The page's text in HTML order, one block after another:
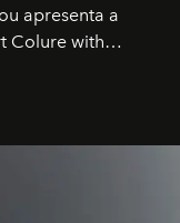
apresenta a
Colure with